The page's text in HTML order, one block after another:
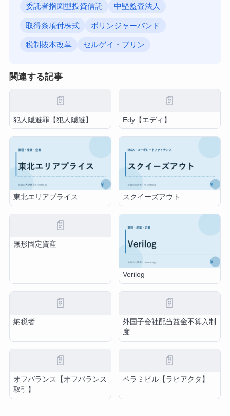
委託者指図型投資信託 中堅監査法人
取得条項付株式 ボリンジャーバンド
税制抜本改革 セルゲイ・ブリン
関連する記事
📄
犯人隠避罪【犯人隠避】
📄
Edy【エディ】
東北エリアプライス スクイーズアウト
📄
無形固定資産
Verilog
📄
納税者
📄
外国子会社配当益金不算入制
度
📄
オフバランス【オフバランス
取引】
📄
ペラミビル【ラピアクタ】